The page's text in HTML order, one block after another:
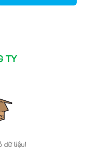
TY
dữ liệu!